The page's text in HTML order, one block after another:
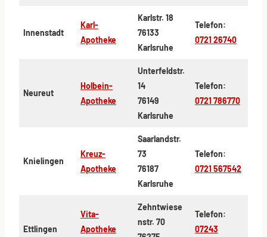
Innenstadt
Karl-
Apotheke
Karlstr. 18
76133
Karlsruhe
Telefon:
0721 26740
Neureut
Holbein-
Apotheke
Unterfeldstr.
14
76149
Karlsruhe
Telefon:
0721 786770
Knielingen
Kreuz-
Apotheke
Saarlandstr.
73
76187
Karlsruhe
Telefon:
0721 567542
Ettlingen
Vita-
Apotheke
Zehntwiese
nstr. 70
Telefon:
07243